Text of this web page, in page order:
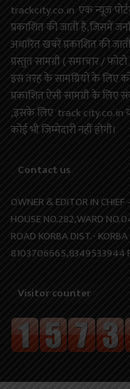
trackcity.co.in एक न्यूज़
प्रकाशित की जाती है,जिसमें
अधारित खबरें प्रकाशित की
प्रस्तुत सामग्री ( समाचार /
इस तरह के सामग्रियों के लिए
प्रकाशित ऐसी सामग्री के लिए
,इसके लिए track city.co.in
कोई भी जिम्मेदारी नहीं होगी।
Contact us
OWNER & EDITOR IN
HOUSE NO.282,WARD
ROAD KORBA DIST.-
8103706665,8349533944
Visitor counter